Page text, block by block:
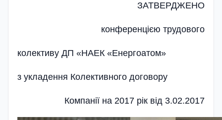
ЗАТВЕРДЖЕНО
конференцією трудового
колективу ДП «НАЕК «Енергоатом»
з укладення Колективного договору­
Компанії на 2017 рік від 3.02.2017